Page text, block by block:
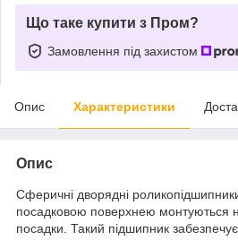
Що таке купити з Пром?
Замовлення під захистом
Опис Характеристики
Опис
Сферичні дворядні
посадковою поверхнею монтуються
посадки. Такий підшипник